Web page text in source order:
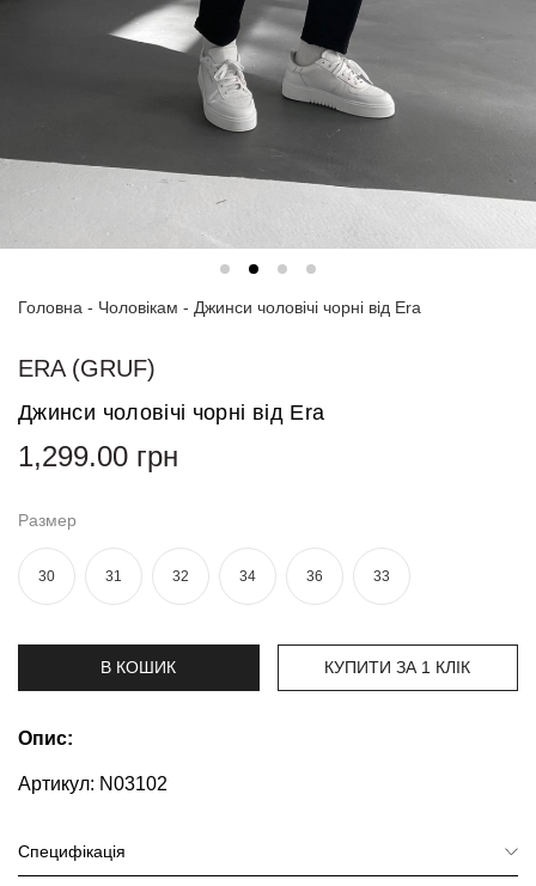
світшоти
сорочки
Сукні
Піджаки
та
Футболки
та поло
Джинси
та
брюки
Жіночі
Туніки та
комбінезони
Головна - Чоловікам - Джинси чоловічі чорні від Era
ERA (GRUF)
Джинси чоловічі чорні від Era
1,299.00 грн
Размер
30 31 32 34 36 33
В КОШИК КУПИТИ ЗА 1 КЛIК
Опис:
Артикул: N03102
Специфікація